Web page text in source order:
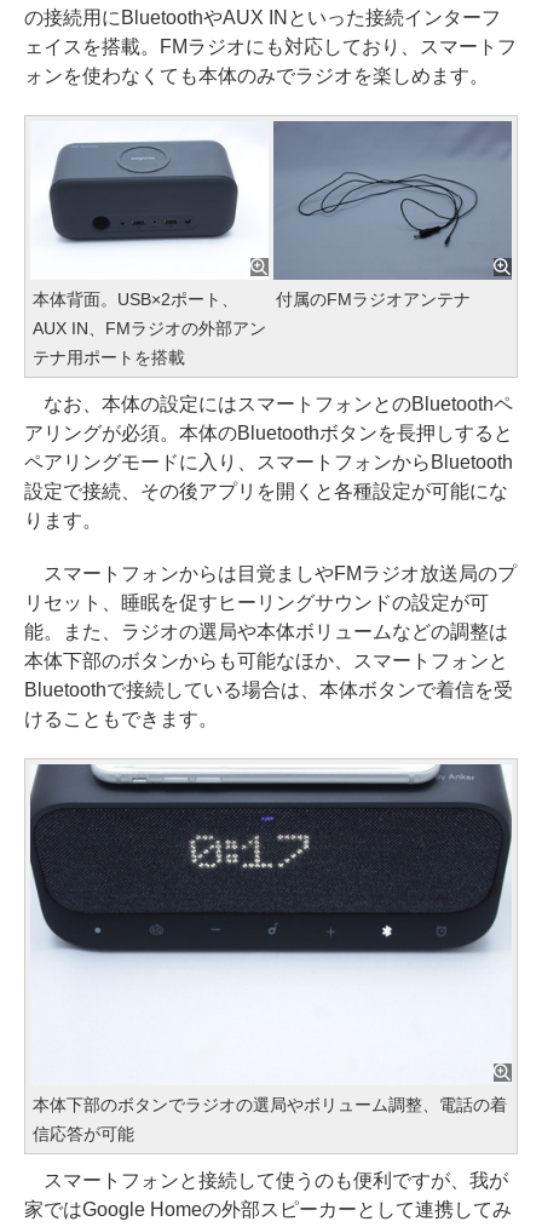
の接続用にBluetoothやAUX INといった接続インターフ
ェイスを搭載。FMラジオにも対応しており、スマートフ
ォンを使わなくても本体のみでラジオを楽しめます。
本体背面。USB×2ポート、
AUX IN、FMラジオの外部アン
テナ用ポートを搭載
付属のFMラジオアンテナ
なお、本体の設定にはスマートフォンとのBluetoothペ
アリングが必須。本体のBluetoothボタンを長押しすると
ペアリングモードに入り、スマートフォンからBluetooth
設定で接続、その後アプリを開くと各種設定が可能にな
ります。
スマートフォンからは目覚ましやFMラジオ放送局のプ
リセット、睡眠を促すヒーリングサウンドの設定が可
能。また、ラジオの選局や本体ボリュームなどの調整は
本体下部のボタンからも可能なほか、スマートフォンと
Bluetoothで接続している場合は、本体ボタンで着信を受
けることもできます。
本体下部のボタンでラジオの選局やボリューム調整、電話の着
信応答が可能
スマートフォンと接続して使うのも便利ですが、我が
家ではGoogle Homeの外部スピーカーとして連携してみ